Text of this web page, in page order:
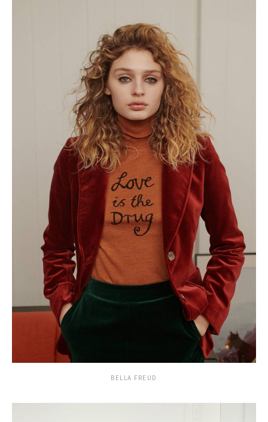
BELLA FREUD